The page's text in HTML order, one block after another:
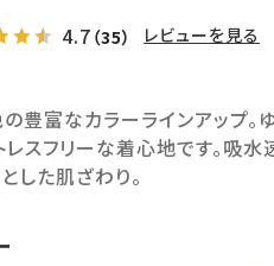
4.7 （35） レビューを見る
豊富なカラーラインアップ。
レスフリーな着心地です。吸
した肌ざわり。